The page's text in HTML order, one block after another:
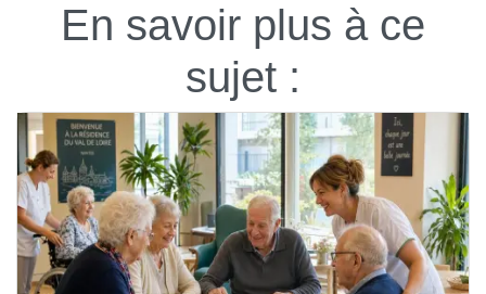
En savoir plus à ce
sujet :